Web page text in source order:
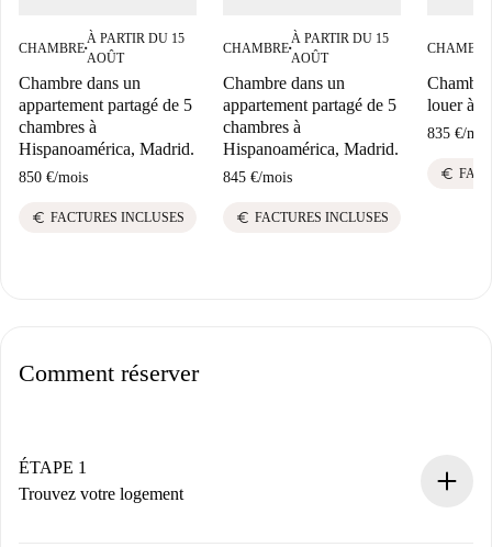
CHAMBRE■
À PARTIR DU 15
AOÛT
Chambre dans un
appartement partagé de 5
chambres à
Hispanoamérica, Madrid.
850 €/mois
euro FACTURES INCLUSES
CHAMBRE■
À PARTIR DU 15
AOÛT
Chambre dans un
appartement partagé de 5
chambres à
Hispanoamérica, Madrid.
845 €/mois
euro FACTURES INCLUSES
CHAMBRE
louer à
835 €/
euro
Comment réserver
ÉTAPE 1
Trouvez votre logement